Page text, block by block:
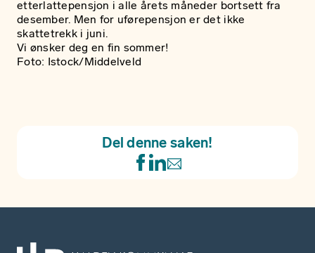
etterlattepensjon i alle årets måneder bortsett fra
desember. Men for uførepensjon er det ikke
skattetrekk i juni.
Vi ønsker deg en fin sommer!
Foto: Istock/Middelveld
Del denne saken!